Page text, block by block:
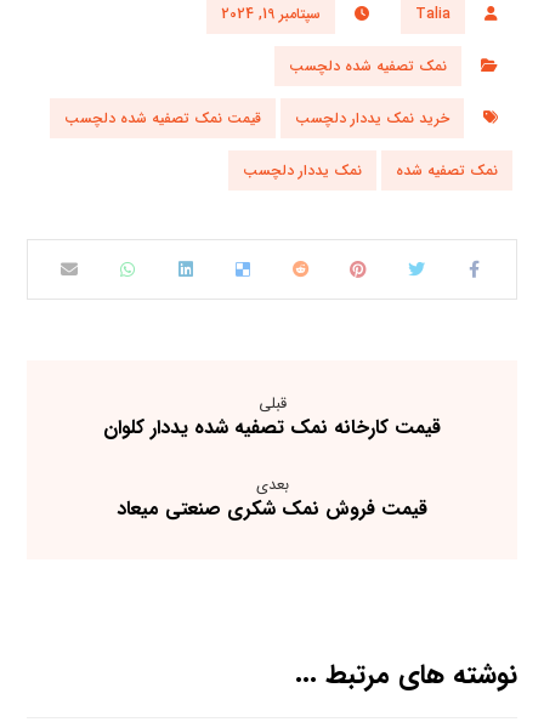
Talia سپتامبر 19, 2024
نمک تصفیه شده دلچسب
خرید نمک یددار دلچسب قیمت نمک تصفیه شده دلچسب
نمک تصفیه شده نمک یددار دلچسب
قبلی
قیمت کارخانه نمک تصفیه شده یددار کلوان
بعدی
قیمت فروش نمک شکری صنعتی میعاد
نوشته های مرتبط ...